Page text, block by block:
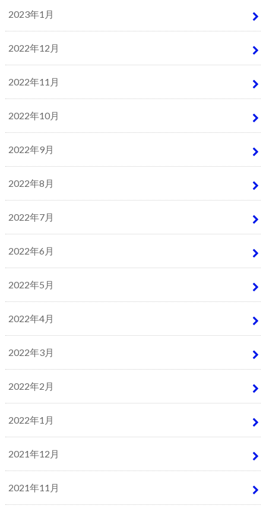
2023年1月
2022年12月
2022年11月
2022年10月
2022年9月
2022年8月
2022年7月
2022年6月
2022年5月
2022年4月
2022年3月
2022年2月
2022年1月
2021年12月
2021年11月